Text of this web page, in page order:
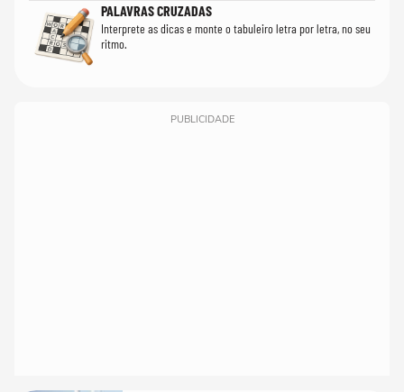
PALAVRAS CRUZADAS
Interprete as dicas e monte o tabuleiro letra por letra, no seu
ritmo.
PUBLICIDADE